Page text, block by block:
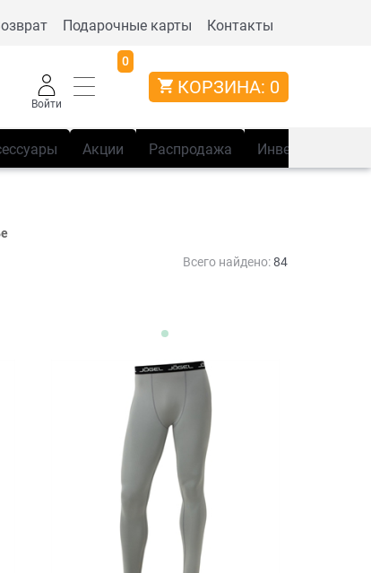
Подарочные карты Контакты
Войти
0
КОРЗИНА: 0
Акции Распродажа Инвентарь
Всего найдено:84